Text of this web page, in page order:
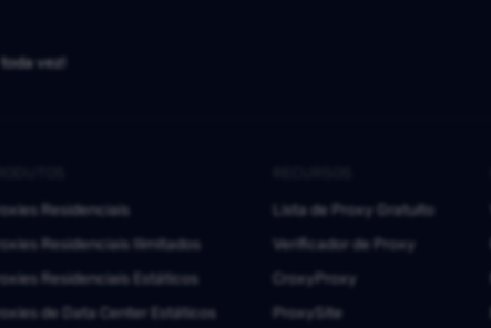
vez!
Residenciais
Residenciais Ilimitados
Residenciais Estáticos
de Data Center Estáticos
Lista de Proxy Gratuito
Verificador de Proxy
CroxyProxy
ProxySite